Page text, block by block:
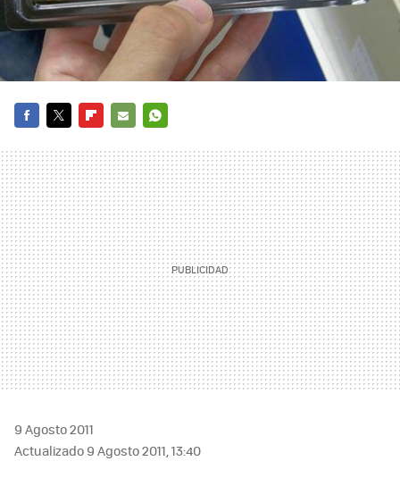
MAIL
9 Agosto 2011
Actualizado 9 Agosto 2011, 13:40